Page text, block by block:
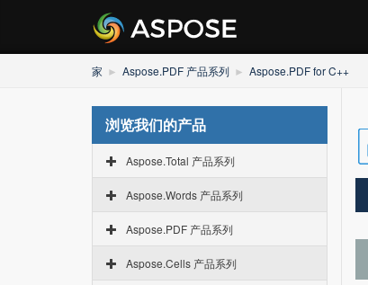
家 Aspose.PDF 产品系列 Aspose.PDF for C++
浏览我们的产品
Aspose.Total 产品系列
Aspose.Words 产品系列
Aspose.PDF 产品系列
Aspose.Cells 产品系列